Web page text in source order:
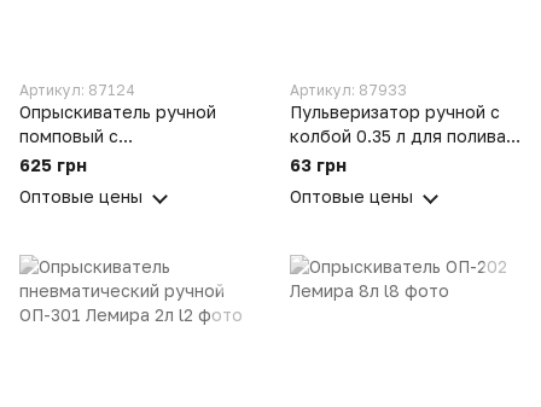
Артикул: 87124
Опрыскиватель ручной
помповый с
телескопической штангой
Sprayer (8 л)
625 грн
Оптовые цены
Артикул: 87933
Пульверизатор ручной с
колбой 0.35 л для полива
растений, уборка и уход
63 грн
Оптовые цены